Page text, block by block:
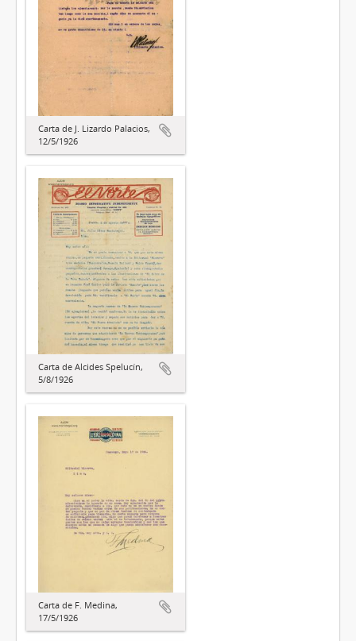
Carta de J. Lizardo Palacios,
12/5/1926
Carta de Alcides Spelucín,
5/8/1926
Carta de F. Medina,
17/5/1926